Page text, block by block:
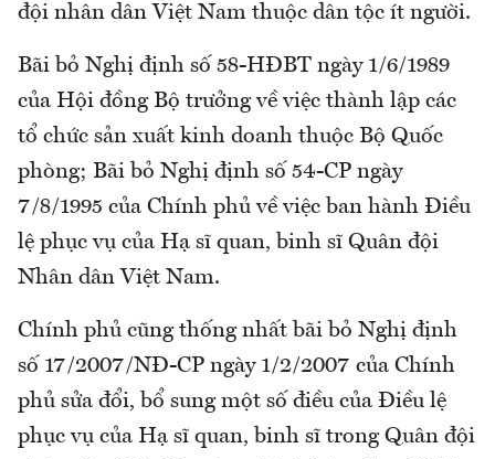
đội nhân dân Việt Nam thuộc dân tộc ít người.
Bãi bỏ Nghị định số 58-HĐBT ngày 1/6/1989
của Hội đồng Bộ trưởng về việc thành lập các
tổ chức sản xuất kinh doanh thuộc Bộ Quốc
phòng; Bãi bỏ Nghị định số 54-CP ngày
7/8/1995 của Chính phủ về việc ban hành Điều
lệ phục vụ của Hạ sĩ quan, binh sĩ Quân đội
Nhân dân Việt Nam.
Chính phủ cũng thống nhất bãi bỏ Nghị định
số 17/2007/NĐ-CP ngày 1/2/2007 của Chính
phủ sửa đổi, bổ sung một số điều của Điều lệ
phục vụ của Hạ sĩ quan, binh sĩ trong Quân đội